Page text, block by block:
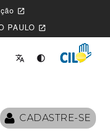
open_in_new
PAULO open_in_new
 
CADASTRE-SE